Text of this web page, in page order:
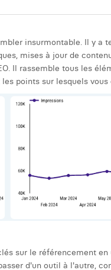
insurmontable. Il y a
mises à jour de
Il rassemble tous les
points sur lesquels vous
sur le référencement
d'un outil à l'autre,